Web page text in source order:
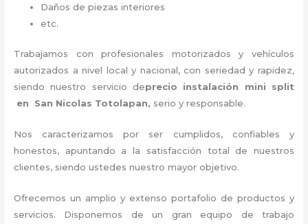
Daños de piezas interiores
etc.
Trabajamos con profesionales motorizados y vehículos
autorizados a nivel local y nacional, con seriedad y rapidez,
siendo nuestro servicio deprecio instalación mini split
en San Nicolas Totolapan, serio y responsable.
Nos caracterizamos por ser cumplidos, confiables y
honestos, apuntando a la satisfacción total de nuestros
clientes, siendo ustedes nuestro mayor objetivo.
Ofrecemos un amplio y extenso portafolio de productos y
servicios. Disponemos de un gran equipo de trabajo